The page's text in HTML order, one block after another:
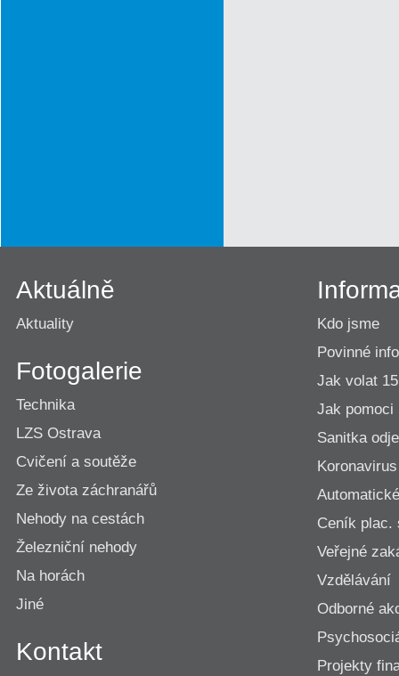
Aktuálně
Aktuality
Fotogalerie
Technika
LZS Ostrava
Cvičení a soutěže
Ze života záchranářů
Nehody na cestách
Železniční nehody
Na horách
Jiné
Kontakt
Kdo jsme
Povinné
Jak volat
Jak pomoci
Sanitka
Koronavirus
Ceník plac.
Veřejné
Vzdělávání
Odborné
Projekty